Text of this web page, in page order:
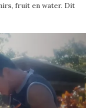
fruit en water. Dit